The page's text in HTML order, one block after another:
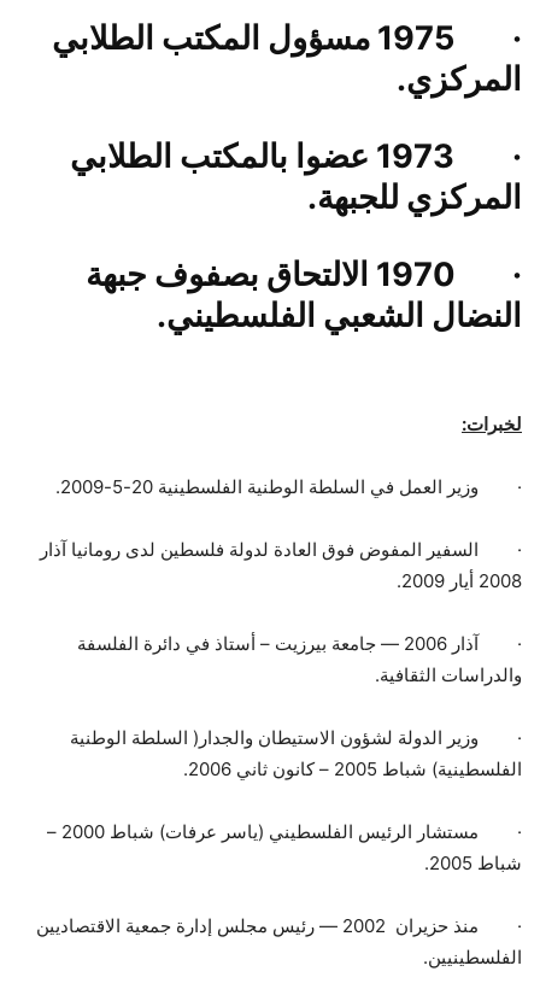
·
1975 مسؤول المكتب الطلابي
المركزي.
·
1973 عضوا بالمكتب الطلابي
المركزي للجبهة.
·
1970 الالتحاق بصفوف جبهة
النضال الشعبي الفلسطيني.
لخبرات:
· وزير العمل في السلطة الوطنية الفلسطينية 20-5-2009.
·
السفير المفوض فوق العادة لدولة فلسطين لدى رومانيا آذار
2008 أيار 2009.
·
آذار 2006 — جامعة بيرزيت – أستاذ في دائرة الفلسفة
والدراسات الثقافية.
·
وزير الدولة لشؤون الاستيطان والجدار( السلطة الوطنية
الفلسطينية) شباط 2005 – كانون ثاني 2006.
·
مستشار الرئيس الفلسطيني (ياسر عرفات) شباط 2000 –
شباط 2005.
·
منذ حزيران 2002 — رئيس مجلس إدارة جمعية الاقتصاديين
الفلسطينيين.